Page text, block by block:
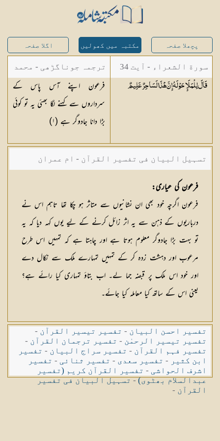
پچھلا صفحہ مکتبہ میں کھولیں اگلا صفحہ
سورة الشعراء - آیت 34
قَالَ لِلْمَلَإِ حَوْلَهُ إِنَّ هَٰذَا لَسَاحِرٌعَلِيمٌ
ترجمہ جوناگڑھی - محمد
جونا گڑھی
فرعون اپنے آس پاس کے
سرداروں سے کہنے لگا بھئی یہ تو کوئی
بڑا دانا جادوگر ہے (١)
تسہیل البیان فی تفسیر القرآن - ام عمران
شکیلہ بنت میاں فضل حسین
فرعون کی عیاری:
فرعون اگرچہ خود بھی ان نشانیوں سے متاثر ہو چکا تھا تاہم اس نے
درباریوں کے ذہن سے یہ اثر زائل کرنے کے لیے یوں کہہ دیا کہ یہ
تو بہت بڑا جادوگر معلوم ہوتا ہے اور چاہتا ہے کہ تمہیں اس طرح
مرعوب اور دہشت زدہ کر کے تمہیں تمہارے ملک سے نکال دے
اور خود اس ملک پر قبضہ جما لے۔ اب بتاؤ تمہاری کیا رائے ہے؟
یعنی اس کے ساتھ کیا معاملہ کیا جائے۔
تفسیر احسن البیان - تفسیر تیسیر القرآن -
تفسیر تیسیر الرحمٰن - تفسیر ترجمان القرآن -
تفسیر فہم القرآن - تفسیر سراج البیان - تفسیر
ابن کثیر - تفسیر سعدی - تفسیر ثنائی - تفسیر
اشرف الحواشی - تفسیر القرآن کریم (تفسیر
عبدالسلام بھٹوی)-تسہیل البیان فی تفسیر
القرآن -